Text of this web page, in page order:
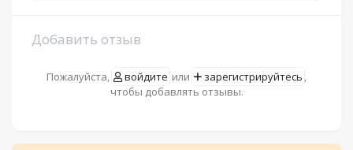
Добавить отзыв
Пожалуйста, войдите или зарегистрируйтесь ,
чтобы добавлять отзывы.